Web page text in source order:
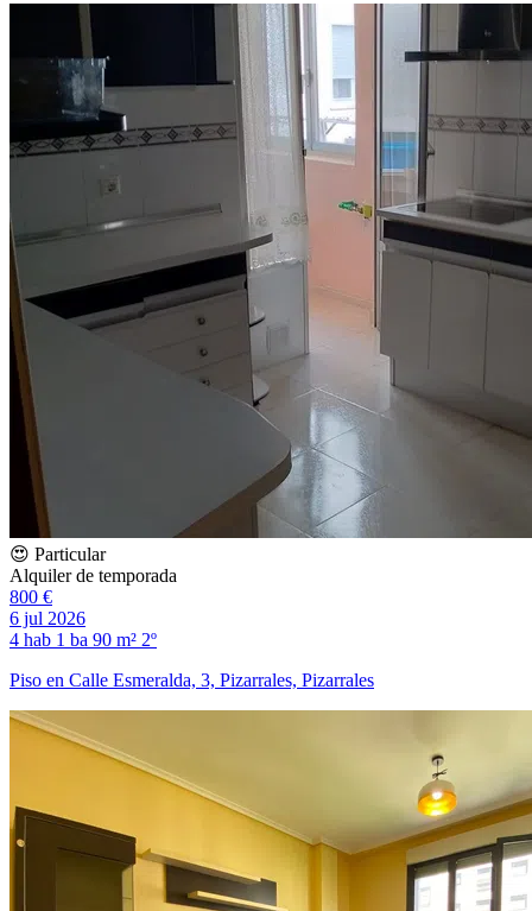
😍 Particular
Alquiler de temporada
800 €
6 jul 2026
4 hab 1 ba 90 m² 2º
Piso en Calle Esmeralda, 3, Pizarrales, Pizarrales